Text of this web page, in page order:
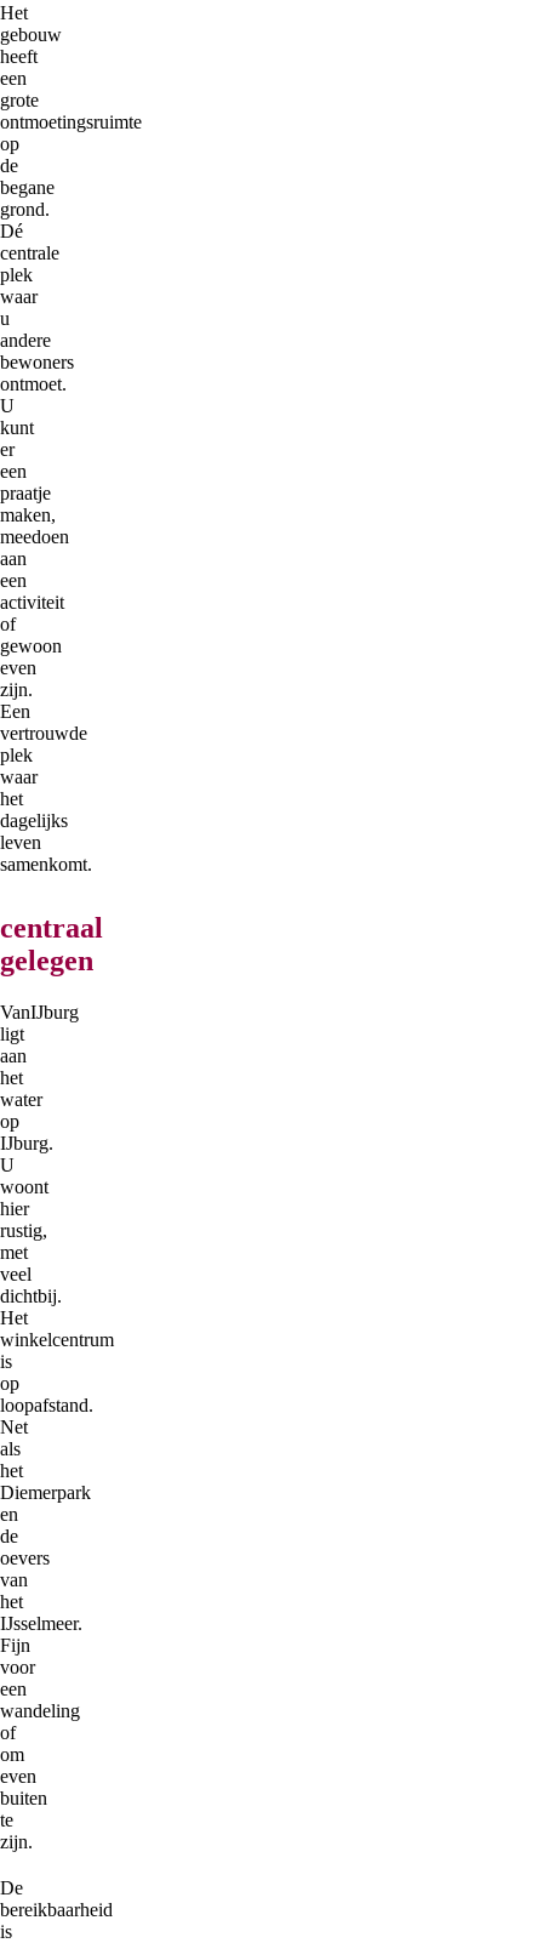
Het
gebouw
heeft
een
grote
ontmoetingsruimte
op
de
begane
grond.
Dé
centrale
plek
waar
u
andere
bewoners
ontmoet.
U
kunt
er
een
praatje
maken,
meedoen
aan
een
activiteit
of
gewoon
even
zijn.
Een
vertrouwde
plek
waar
het
dagelijks
leven
samenkomt.
centraal
gelegen
VanIJburg
ligt
aan
het
water
op
IJburg.
U
woont
hier
rustig,
met
veel
dichtbij.
Het
winkelcentrum
is
op
loopafstand.
Net
als
het
Diemerpark
en
de
oevers
van
het
IJsselmeer.
Fijn
voor
een
wandeling
of
om
even
buiten
te
zijn.
De
bereikbaarheid
is